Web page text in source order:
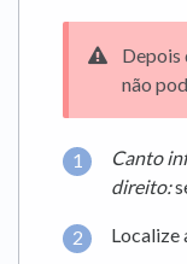
Depois
não
Canto
direito:
Localize